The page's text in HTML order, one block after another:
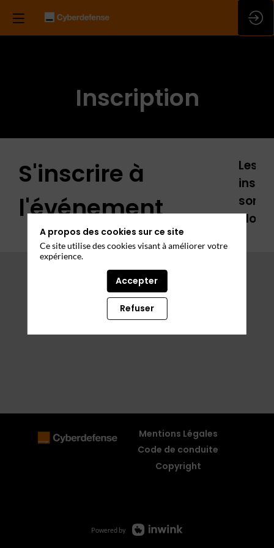
Inscription
S'inscrire à
l'événement
Les
sont
Mentions Légales
Code de conduite
Copyright
Powered by
A propos des cookies sur ce site
Ce site utilise des cookies visant à améliorer votre
expérience.
Accepter
Refuser